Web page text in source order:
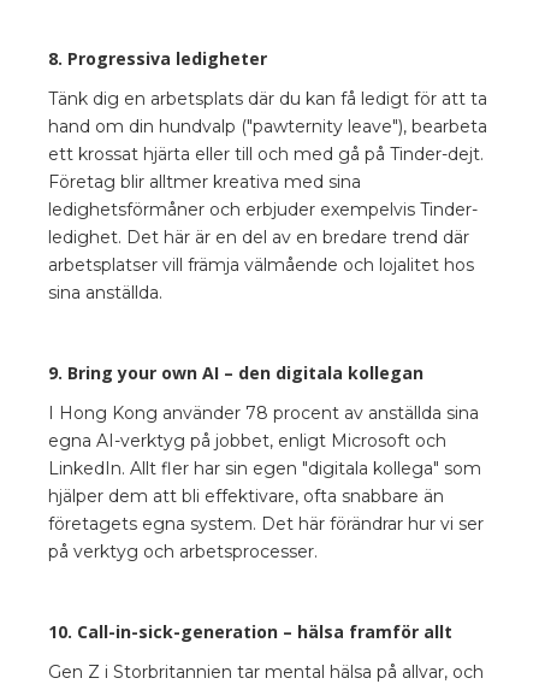
8. Progressiva ledigheter
Tänk dig en arbetsplats där du kan få ledigt för att ta
hand om din hundvalp ("pawternity leave"), bearbeta
ett krossat hjärta eller till och med gå på Tinder-dejt.
Företag blir alltmer kreativa med sina
ledighetsförmåner och erbjuder exempelvis Tinder-
ledighet. Det här är en del av en bredare trend där
arbetsplatser vill främja välmående och lojalitet hos
sina anställda.
9. Bring your own AI – den digitala kollegan
I Hong Kong använder 78 procent av anställda sina
egna AI-verktyg på jobbet, enligt Microsoft och
LinkedIn. Allt fler har sin egen "digitala kollega" som
hjälper dem att bli effektivare, ofta snabbare än
företagets egna system. Det här förändrar hur vi ser
på verktyg och arbetsprocesser.
10. Call-in-sick-generation – hälsa framför allt
Gen Z i Storbritannien tar mental hälsa på allvar, och